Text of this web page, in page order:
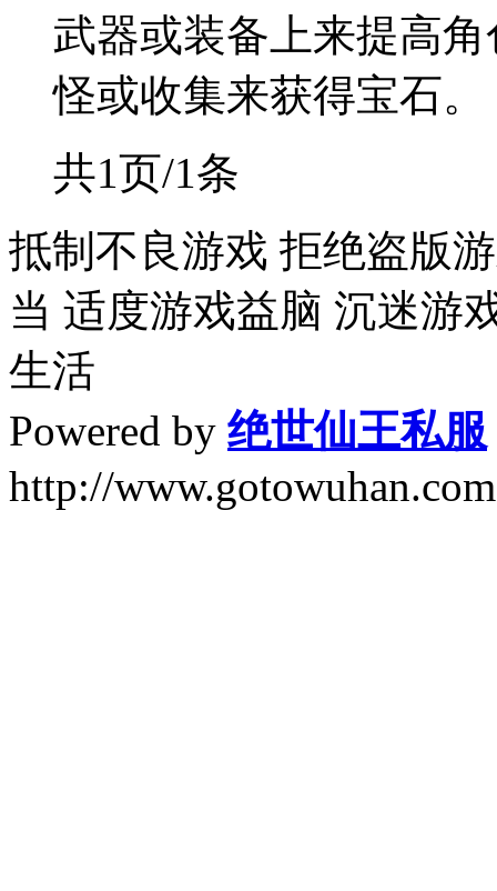
武器或装备上来提高
怪或收集来获得宝石
共1页/1条
抵制不良游戏 拒绝盗版
当 适度游戏益脑 沉迷游
生活
Powered by 绝世仙王私服
http://